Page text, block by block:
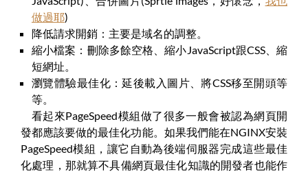
做過耶)
降低請求開銷：主要是域名的調整。
縮小檔案：刪除多餘空格、縮小JavaScript跟CSS、縮
短網址。
瀏覽體驗最佳化：延後載入圖片、將CSS移至開頭等
等。
看起來PageSpeed模組做了很多一般會被認為網頁開
發都應該要做的最佳化功能。如果我們能在NGINX安裝
PageSpeed模組，讓它自動為後端伺服器完成這些最佳
化處理，那就算不具備網頁最佳化知識的開發者也能作